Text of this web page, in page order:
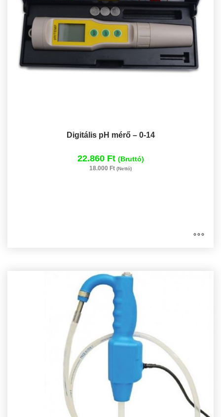
Digitális pH mérő – 0-14
22.860 Ft (Bruttó)
18.000 Ft (Nettó)